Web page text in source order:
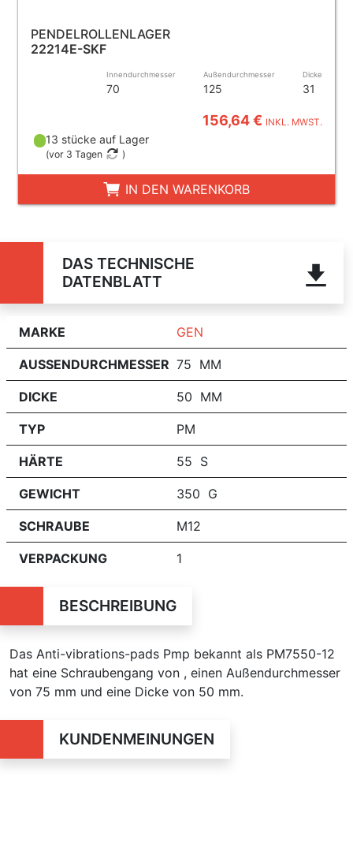
PENDELROLLENLAGER
22214E-SKF
Innendurchmesser
70
Außendurchmesser
125
Dicke
31
156,64 € INKL. MWST.
13 stücke auf Lager
(vor 3 Tagen )
IN DEN WARENKORB
DAS TECHNISCHE
DATENBLATT
MARKE GEN
AUSSENDURCHMESSER 75 MM
DICKE 50 MM
TYP PM
HÄRTE 55 S
GEWICHT 350 G
SCHRAUBE M12
VERPACKUNG 1
BESCHREIBUNG
Das Anti-vibrations-pads Pmp bekannt als PM7550-12
hat eine Schraubengang von , einen Außendurchmesser
von 75 mm und eine Dicke von 50 mm.
KUNDENMEINUNGEN